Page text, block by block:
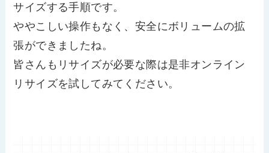
サイズする手順です。
ややこしい操作もなく、安全にボリュームの拡
張ができましたね。
皆さんもリサイズが必要な際は是非オンライン
リサイズを試してみてください。